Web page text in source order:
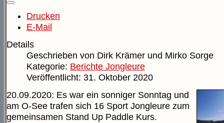
Drucken
E-Mail
Details
Geschrieben von Dirk Krämer und Mirko Sorge
Kategorie: Berichte Jongleure
Veröffentlicht: 31. Oktober 2020
20.09.2020: Es war ein sonniger Sonntag und
am O-See trafen sich 16 Sport Jongleure zum
gemeinsamen Stand Up Paddle Kurs.